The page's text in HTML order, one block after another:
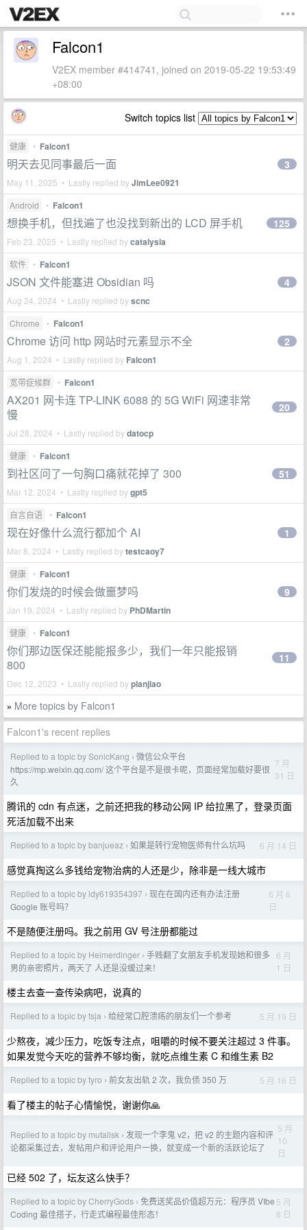
Falcon1
V2EX member #414741, joined on 2019-05-22 19:53:49
+08:00
Switch topics list
健康 • Falcon1
明天去见同事最后一面
May 11, 2025 • Lastly replied byJimLee0921
3
Android • Falcon1
想换手机，但找遍了也没找到新出的 LCD 屏手机
Feb 23, 2025 • Lastly replied bycatalysia
125
软件 • Falcon1
JSON 文件能塞进 Obsidian 吗
Aug 24, 2024 • Lastly replied byscnc
4
Chrome • Falcon1
Chrome 访问 http 网站时元素显示不全
Aug 1, 2024 • Lastly replied by Falcon1
2
宽带症候群 • Falcon1
AX201 网卡连 TP-LINK 6088 的 5G WiFi 网速非常
慢
Jul 28, 2024 • Lastly replied bydatocp
20
健康 • Falcon1
到社区问了一句胸口痛就花掉了 300
Mar 12, 2024 • Lastly replied bygpt5
51
自言自语 • Falcon1
现在好像什么流行都加个 AI
Mar 8, 2024 • Lastly replied bytestcaoy7
1
健康 • Falcon1
你们发烧的时候会做噩梦吗
Jan 19, 2024 • Lastly replied by PhDMartin
9
健康 • Falcon1
你们那边医保还能能报多少，我们一年只能报销
800
Dec 12, 2023 • Lastly replied bypianjiao
11
» More topics by Falcon1
Falcon1's recent replies
Replied to a topic by SonicKang › 微信公众平台
https://mp.weixin.qq.com/ 这个平台是不是很卡呢，页面经常加载好要很
久
7 月
31 日
腾讯的 cdn 有点迷，之前还把我的移动公网 IP 给拉黑了，登录页面
死活加载不出来
Replied to a topic by banjueaz › 如果是转行宠物医师有什么坑吗 6 月 14 日
感觉真掏这么多钱给宠物治病的人还是少，除非是一线大城市
Replied to a topic by ldy619354397 › 现在在国内还有办法注册
Google 账号吗？
6 月 6
日
不是随便注册吗。我之前用 GV 号注册都能过
Replied to a topic by Heimerdinger › 手贱翻了女朋友手机发现她和很多
男的亲密照片，两天了 人还是没缓过来！
6 月
1 日
楼主去查一查传染病吧，说真的
Replied to a topic by tsja › 给经常口腔溃疡的朋友们一个参考 5 月 19 日
少熬夜，减少压力，吃饭专注点，咀嚼的时候不要关注超过 3 件事。
如果发觉今天吃的营养不够均衡，就吃点维生素 C 和维生素 B2
Replied to a topic by tyro › 前女友出轨 2 次，我负债 350 万 5 月 16 日
看了楼主的帖子心情愉悦，谢谢你🙏
Replied to a topic by mutalisk › 发现一个李鬼 v2，把 v2 的主题内容和评
论都采集过去，发帖用户和评论用户一换，就变成一个新的活跃论坛了
5 月
10
日
已经 502 了，坛友这么快手？
Replied to a topic by CherryGods › 免费送奖品价值超万元：程序员 VIbe
Coding 最佳搭子，行走式编程最佳形态！
5 月
8 日